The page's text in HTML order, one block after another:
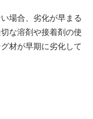
場合、劣化が早まる
な溶剤や接着剤の使
材が早期に劣化して